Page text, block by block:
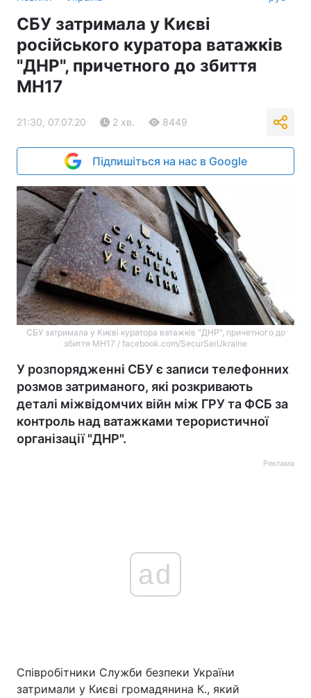
СБУ затримала у Києві
російського куратора ватажків
"ДНР", причетного до збиття
MH17
21:30, 07.07.20 2 хв. 8449
Підпишіться на нас в Google
СБУ затримала у Києві куратора ватажків "ДНР", причетного до
збиття MH17 / facebook.com/SecurSerUkraine
У розпорядженні СБУ є записи телефонних
розмов затриманого, які розкривають
деталі міжвідомчих війн між ГРУ та ФСБ за
контроль над ватажками терористичної
організації "ДНР".
Реклама
ad
Співробітники Служби безпеки України
затримали у Києві громадянина К., який